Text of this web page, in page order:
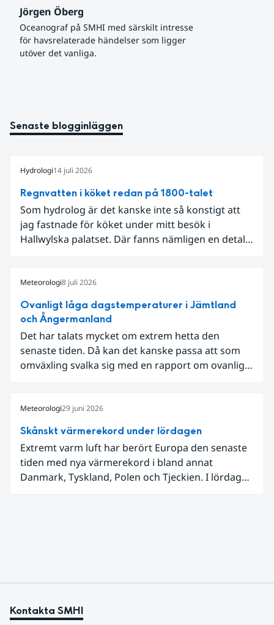
Jörgen Öberg
Oceanograf på SMHI med särskilt intresse
för havsrelaterade händelser som ligger
utöver det vanliga.
Senaste blogginläggen
Hydrologi14 juli 2026
Regnvatten i köket redan på 1800-talet
Som hydrolog är det kanske inte så konstigt att
jag fastnade för köket under mitt besök i
Hallwylska palatset. Där fanns nämligen en detalj
Meteorologi8 juli 2026
Ovanligt låga dagstemperaturer i Jämtland
och Ångermanland
Det har talats mycket om extrem hetta den
senaste tiden. Då kan det kanske passa att som
omväxling svalka sig med en rapport om ovanligt
Meteorologi29 juni 2026
Skånskt värmerekord under lördagen
Extremt varm luft har berört Europa den senaste
tiden med nya värmerekord i bland annat
Danmark, Tyskland, Polen och Tjeckien. I lördags
Kontakta SMHI